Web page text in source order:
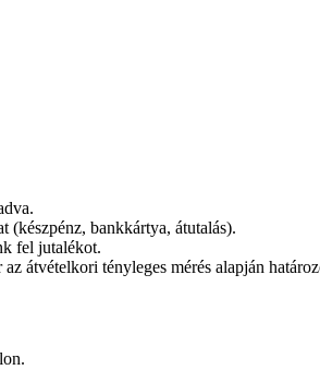
(készpénz, bankkártya, átutalás).
fel jutalékot.
átvételkori tényleges mérés alapján